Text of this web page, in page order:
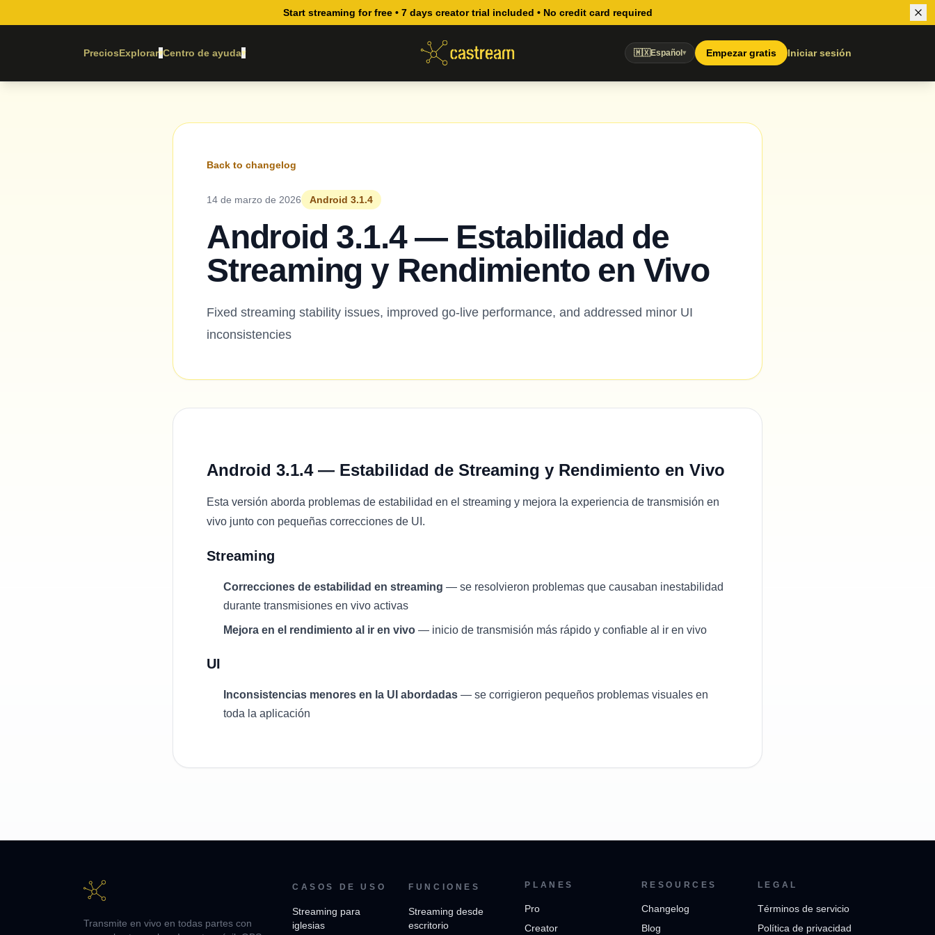
Start streaming for free • 7 days creator trial included • No credit card required
PreciosExplorar▾Centro de ayuda▾ 🇲🇽Español ▾ Empezar gratis Iniciar sesión
Back to changelog
14 de marzo de 2026 Android 3.1.4
Android 3.1.4 — Estabilidad de
Streaming y Rendimiento en Vivo
Fixed streaming stability issues, improved go-live performance, and addressed minor UI
inconsistencies
Android 3.1.4 — Estabilidad de Streaming y Rendimiento en Vivo
Esta versión aborda problemas de estabilidad en el streaming y mejora la experiencia de transmisión en
vivo junto con pequeñas correcciones de UI.
Streaming
Correcciones de estabilidad en streaming — se resolvieron problemas que causaban inestabilidad
durante transmisiones en vivo activas
Mejora en el rendimiento al ir en vivo — inicio de transmisión más rápido y confiable al ir en vivo
UI
Inconsistencias menores en la UI abordadas — se corrigieron pequeños problemas visuales en
toda la aplicación
Transmite en vivo en todas partes con
CASOS DE USO
Streaming para
iglesias
FUNCIONES
Streaming desde
escritorio
PLANES
Pro
Creator
RESOURCES
Changelog
Blog
LEGAL
Términos de servicio
Política de privacidad